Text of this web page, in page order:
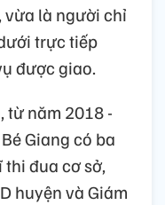
vừa là người chỉ
trực tiếp
được giao.
từ năm 2018 -
Giang có ba
đua cơ sở,
huyện và Giám